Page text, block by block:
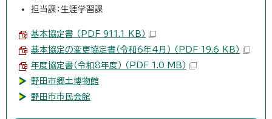
担当課：生涯学習課
基本協定書 （PDF 911.1 KB）
基本協定の変更協定書（令和6年4月） （PDF 19.6 KB）
年度協定書（令和8年度） （PDF 1.0 MB）
野田市郷土博物館
野田市市民会館